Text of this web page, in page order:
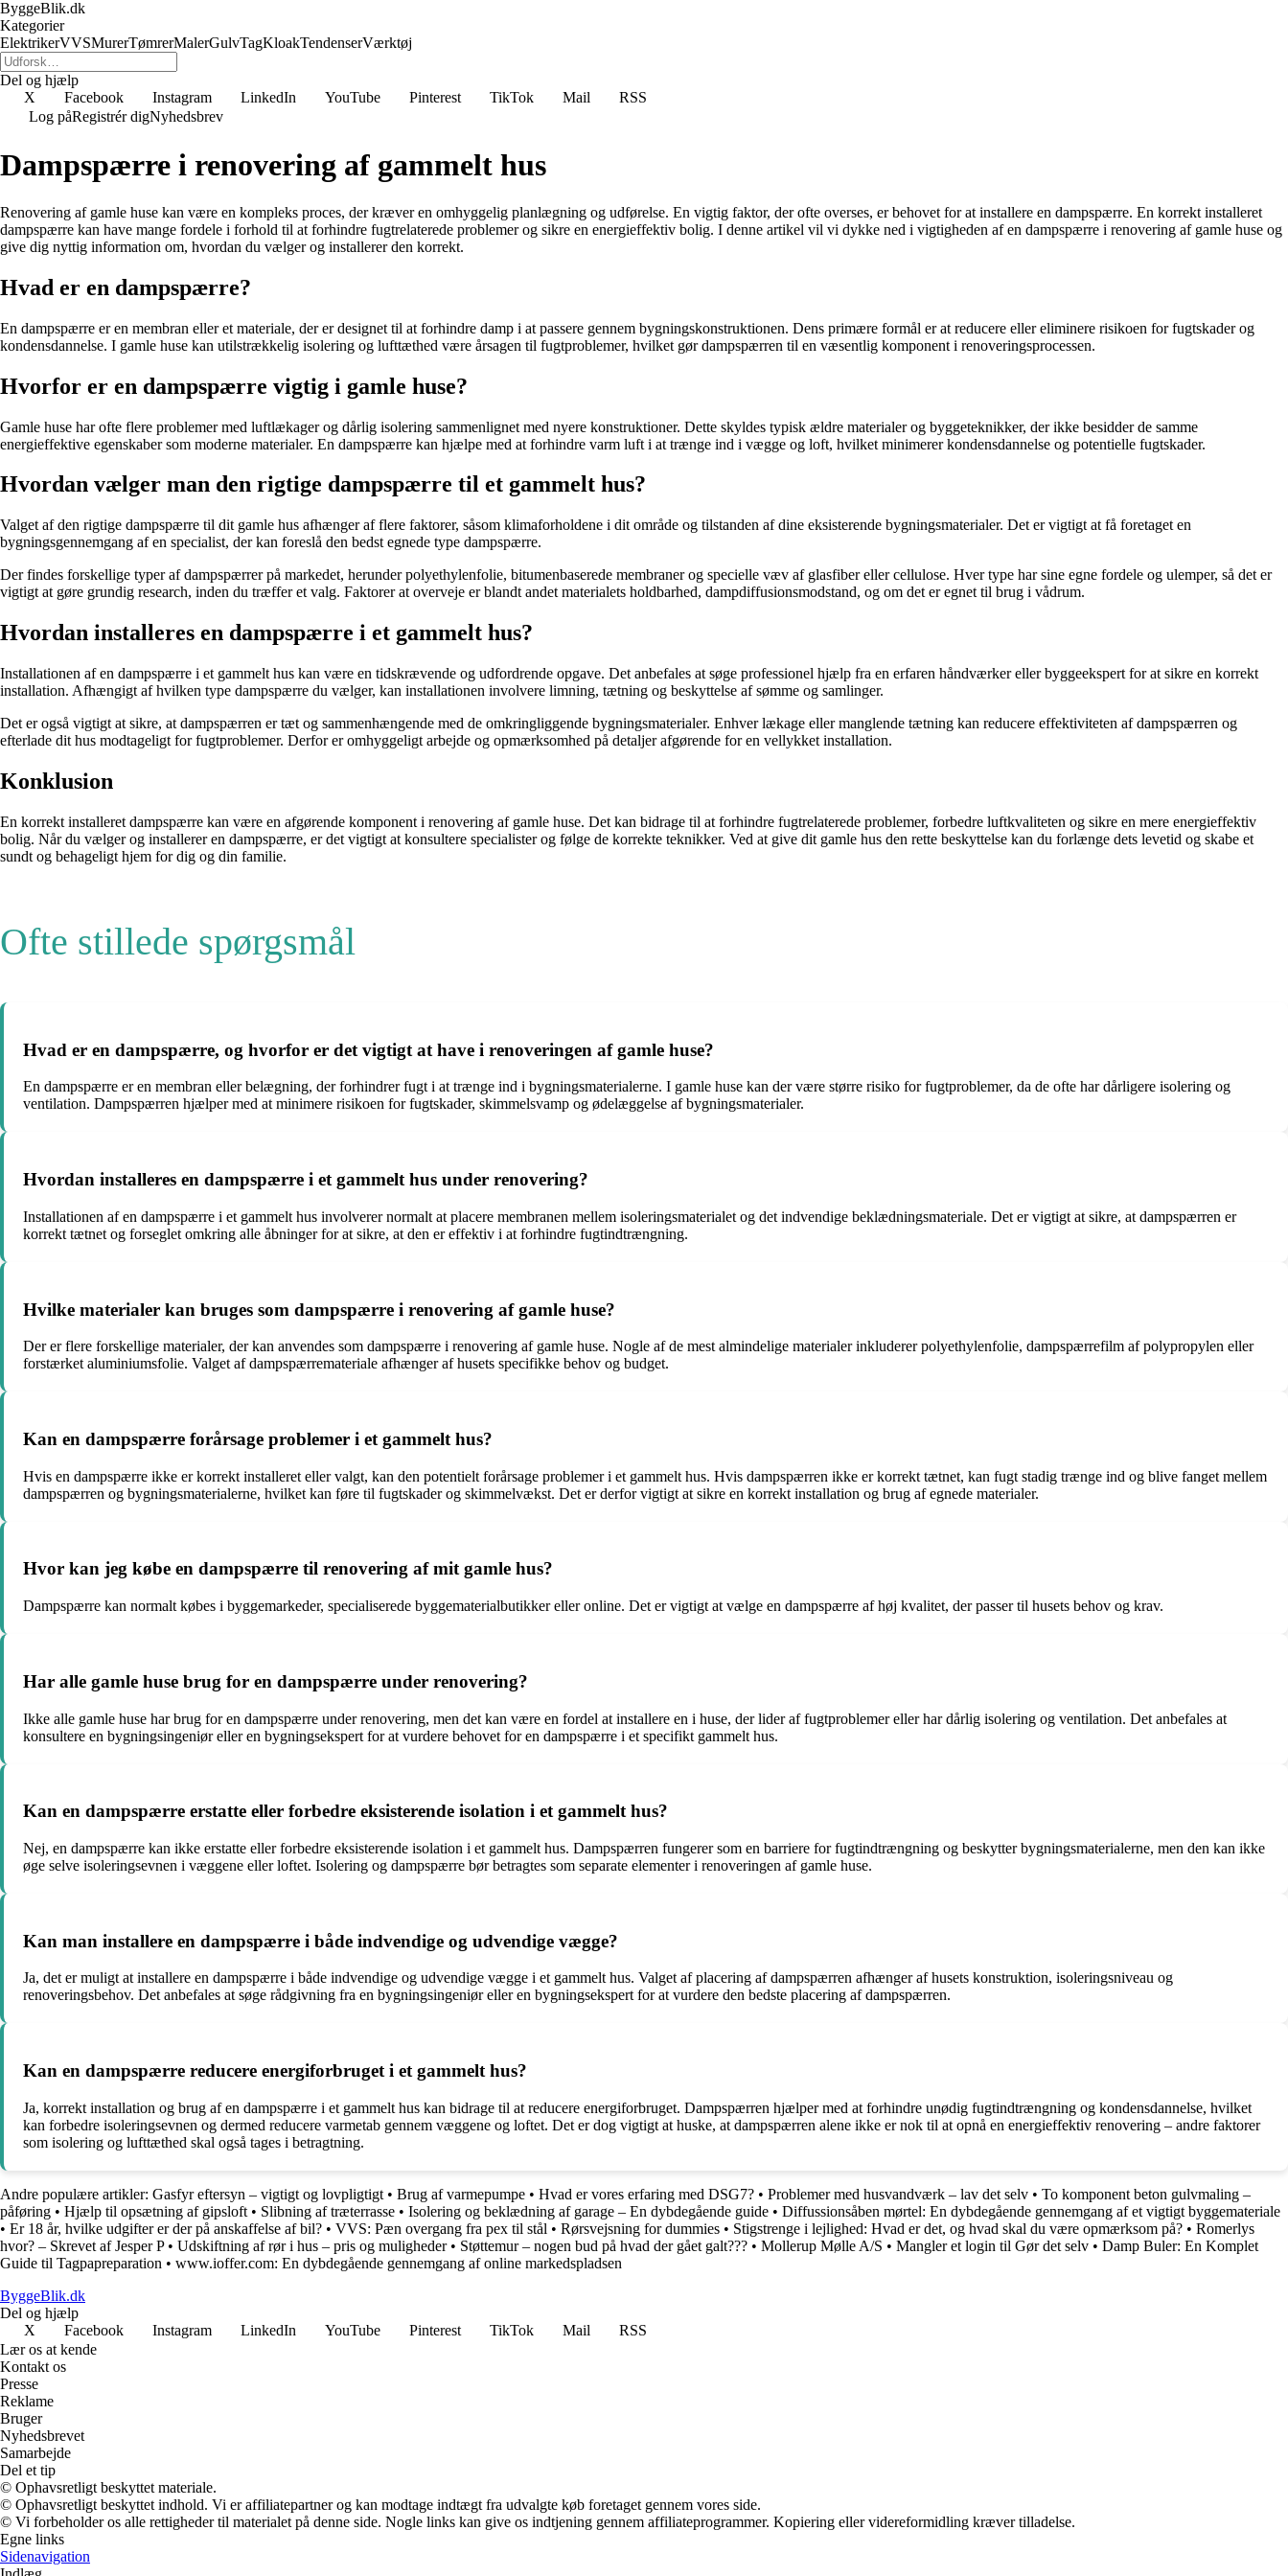
ByggeBlik.dk
Kategorier
ElektrikerVVSMurerTømrerMalerGulvTagKloakTendenserVærktøj
Del og hjælp
X
Facebook Instagram LinkedIn YouTube Pinterest TikTok Mail
RSS
Log påRegistrér digNyhedsbrev
Dampspærre i renovering af gammelt hus
Renovering af gamle huse kan være en kompleks proces, der kræver en omhyggelig planlægning og udførelse. En vigtig faktor, der ofte overses, er behovet for at installere en dampspærre. En korrekt installeret
dampspærre kan have mange fordele i forhold til at forhindre fugtrelaterede problemer og sikre en energieffektiv bolig. I denne artikel vil vi dykke ned i vigtigheden af ​​en dampspærre i renovering af gamle huse og
give dig nyttig information om, hvordan du vælger og installerer den korrekt.
Hvad er en dampspærre?
En dampspærre er en membran eller et materiale, der er designet til at forhindre damp i at passere gennem bygningskonstruktionen. Dens primære formål er at reducere eller eliminere risikoen for fugtskader og
kondensdannelse. I gamle huse kan utilstrækkelig isolering og lufttæthed være årsagen til fugtproblemer, hvilket gør dampspærren til en væsentlig komponent i renoveringsprocessen.
Hvorfor er en dampspærre vigtig i gamle huse?
Gamle huse har ofte flere problemer med luftlækager og dårlig isolering sammenlignet med nyere konstruktioner. Dette skyldes typisk ældre materialer og byggeteknikker, der ikke besidder de samme
energieffektive egenskaber som moderne materialer. En dampspærre kan hjælpe med at forhindre varm luft i at trænge ind i vægge og loft, hvilket minimerer kondensdannelse og potentielle fugtskader.
Hvordan vælger man den rigtige dampspærre til et gammelt hus?
Valget af den rigtige dampspærre til dit gamle hus afhænger af flere faktorer, såsom klimaforholdene i dit område og tilstanden af dine eksisterende bygningsmaterialer. Det er vigtigt at få foretaget en
bygningsgennemgang af en specialist, der kan foreslå den bedst egnede type dampspærre.
Der findes forskellige typer af dampspærrer på markedet, herunder polyethylenfolie, bitumenbaserede membraner og specielle væv af glasfiber eller cellulose. Hver type har sine egne fordele og ulemper, så det er
vigtigt at gøre grundig research, inden du træffer et valg. Faktorer at overveje er blandt andet materialets holdbarhed, dampdiffusionsmodstand, og om det er egnet til brug i vådrum.
Hvordan installeres en dampspærre i et gammelt hus?
Installationen af en dampspærre i et gammelt hus kan være en tidskrævende og udfordrende opgave. Det anbefales at søge professionel hjælp fra en erfaren håndværker eller byggeekspert for at sikre en korrekt
installation. Afhængigt af hvilken type dampspærre du vælger, kan installationen involvere limning, tætning og beskyttelse af sømme og samlinger.
Det er også vigtigt at sikre, at dampspærren er tæt og sammenhængende med de omkringliggende bygningsmaterialer. Enhver lækage eller manglende tætning kan reducere effektiviteten af ​​dampspærren og
efterlade dit hus modtageligt for fugtproblemer. Derfor er omhyggeligt arbejde og opmærksomhed på detaljer afgørende for en vellykket installation.
Konklusion
En korrekt installeret dampspærre kan være en afgørende komponent i renovering af gamle huse. Det kan bidrage til at forhindre fugtrelaterede problemer, forbedre luftkvaliteten og sikre en mere energieffektiv
bolig. Når du vælger og installerer en dampspærre, er det vigtigt at konsultere specialister og følge de korrekte teknikker. Ved at give dit gamle hus den rette beskyttelse kan du forlænge dets levetid og skabe et
sundt og behageligt hjem for dig og din familie.
Ofte stillede spørgsmål
Hvad er en dampspærre, og hvorfor er det vigtigt at have i renoveringen af gamle huse?
En dampspærre er en membran eller belægning, der forhindrer fugt i at trænge ind i bygningsmaterialerne. I gamle huse kan der være større risiko for fugtproblemer, da de ofte har dårligere isolering og
ventilation. Dampspærren hjælper med at minimere risikoen for fugtskader, skimmelsvamp og ødelæggelse af bygningsmaterialer.
Hvordan installeres en dampspærre i et gammelt hus under renovering?
Installationen af en dampspærre i et gammelt hus involverer normalt at placere membranen mellem isoleringsmaterialet og det indvendige beklædningsmateriale. Det er vigtigt at sikre, at dampspærren er
korrekt tætnet og forseglet omkring alle åbninger for at sikre, at den er effektiv i at forhindre fugtindtrængning.
Hvilke materialer kan bruges som dampspærre i renovering af gamle huse?
Der er flere forskellige materialer, der kan anvendes som dampspærre i renovering af gamle huse. Nogle af de mest almindelige materialer inkluderer polyethylenfolie, dampspærrefilm af polypropylen eller
forstærket aluminiumsfolie. Valget af dampspærremateriale afhænger af husets specifikke behov og budget.
Kan en dampspærre forårsage problemer i et gammelt hus?
Hvis en dampspærre ikke er korrekt installeret eller valgt, kan den potentielt forårsage problemer i et gammelt hus. Hvis dampspærren ikke er korrekt tætnet, kan fugt stadig trænge ind og blive fanget mellem
dampspærren og bygningsmaterialerne, hvilket kan føre til fugtskader og skimmelvækst. Det er derfor vigtigt at sikre en korrekt installation og brug af egnede materialer.
Hvor kan jeg købe en dampspærre til renovering af mit gamle hus?
Dampspærre kan normalt købes i byggemarkeder, specialiserede byggematerialbutikker eller online. Det er vigtigt at vælge en dampspærre af høj kvalitet, der passer til husets behov og krav.
Har alle gamle huse brug for en dampspærre under renovering?
Ikke alle gamle huse har brug for en dampspærre under renovering, men det kan være en fordel at installere en i huse, der lider af fugtproblemer eller har dårlig isolering og ventilation. Det anbefales at
konsultere en bygningsingeniør eller en bygningsekspert for at vurdere behovet for en dampspærre i et specifikt gammelt hus.
Kan en dampspærre erstatte eller forbedre eksisterende isolation i et gammelt hus?
Nej, en dampspærre kan ikke erstatte eller forbedre eksisterende isolation i et gammelt hus. Dampspærren fungerer som en barriere for fugtindtrængning og beskytter bygningsmaterialerne, men den kan ikke
øge selve isoleringsevnen i væggene eller loftet. Isolering og dampspærre bør betragtes som separate elementer i renoveringen af gamle huse.
Kan man installere en dampspærre i både indvendige og udvendige vægge?
Ja, det er muligt at installere en dampspærre i både indvendige og udvendige vægge i et gammelt hus. Valget af placering af dampspærren afhænger af husets konstruktion, isoleringsniveau og
renoveringsbehov. Det anbefales at søge rådgivning fra en bygningsingeniør eller en bygningsekspert for at vurdere den bedste placering af dampspærren.
Kan en dampspærre reducere energiforbruget i et gammelt hus?
Ja, korrekt installation og brug af en dampspærre i et gammelt hus kan bidrage til at reducere energiforbruget. Dampspærren hjælper med at forhindre unødig fugtindtrængning og kondensdannelse, hvilket
kan forbedre isoleringsevnen og dermed reducere varmetab gennem væggene og loftet. Det er dog vigtigt at huske, at dampspærren alene ikke er nok til at opnå en energieffektiv renovering – andre faktorer
som isolering og lufttæthed skal også tages i betragtning.
Andre populære artikler: Gasfyr eftersyn – vigtigt og lovpligtigt • Brug af varmepumpe • Hvad er vores erfaring med DSG7? • Problemer med husvandværk – lav det selv • To komponent beton gulvmaling –
påføring • Hjælp til opsætning af gipsloft • Slibning af træterrasse • Isolering og beklædning af garage – En dybdegående guide • Diffussionsåben mørtel: En dybdegående gennemgang af et vigtigt byggemateriale
• Er 18 år, hvilke udgifter er der på anskaffelse af bil? • VVS: Pæn overgang fra pex til stål • Rørsvejsning for dummies • Stigstrenge i lejlighed: Hvad er det, og hvad skal du være opmærksom på? • Romerlys
hvor? – Skrevet af Jesper P• Udskiftning af rør i hus – pris og muligheder• Støttemur – nogen bud på hvad der gået galt??? • Mollerup Mølle A/S • Mangler et login til Gør det selv • Damp Buler: En Komplet
Guide til Tagpapreparation • www.ioffer.com: En dybdegående gennemgang af online markedspladsen
ByggeBlik.dk
Del og hjælp
X
Facebook Instagram LinkedIn YouTube Pinterest TikTok Mail
RSS
Lær os at kende
Kontakt os
Presse
Reklame
Bruger
Nyhedsbrevet
Samarbejde
Del et tip
© Ophavsretligt beskyttet materiale.
© Ophavsretligt beskyttet indhold. Vi er affiliatepartner og kan modtage indtægt fra udvalgte køb foretaget gennem vores side.
© Vi forbeholder os alle rettigheder til materialet på denne side. Nogle links kan give os indtjening gennem affiliateprogrammer. Kopiering eller videreformidling kræver tilladelse.
Egne links
Sidenavigation